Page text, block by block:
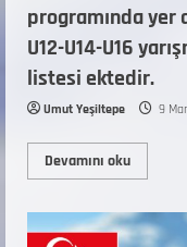
programında yer
U12-U14-U16
listesi ektedir.
Umut Yeşiltepe 9
Devamını oku